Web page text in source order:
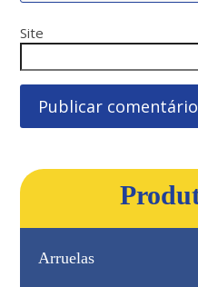
Site
Arruelas